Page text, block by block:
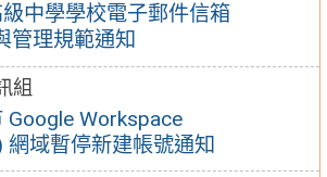
中學學校電子郵件信箱
管理規範通知
組
Google Workspace
網域暫停新建帳號通知